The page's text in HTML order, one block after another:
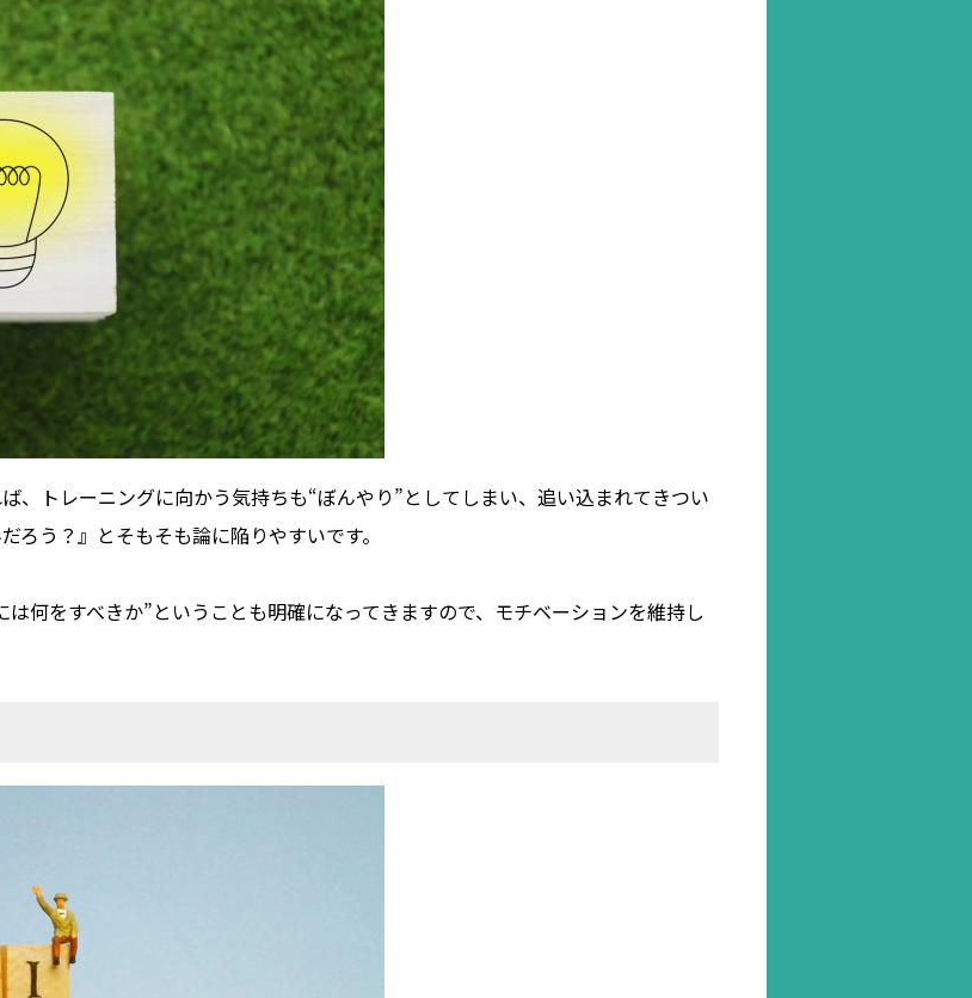
、トレーニングに向かう気持ちも“ぼんやり”としてしまい、追い込まれてきつい
ろう？』とそもそも論に陥りやすいです。
何をすべきか”ということも明確になってきますので、モチベーションを維持し